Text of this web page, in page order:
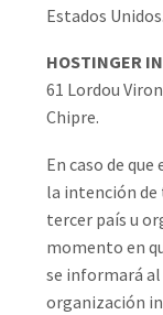
Estados Unidos.
HOSTINGER
61 Lordou
Chipre.
En caso de
la intención
tercer país u
momento en
se informará al
organización